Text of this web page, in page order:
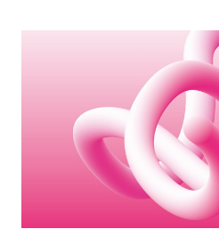
Über uns
Institutionen